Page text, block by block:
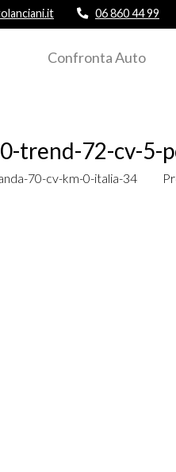
06 860 44 99
Confronta Auto
trend-72-cv-5-
70-cv-km-0-italia-34